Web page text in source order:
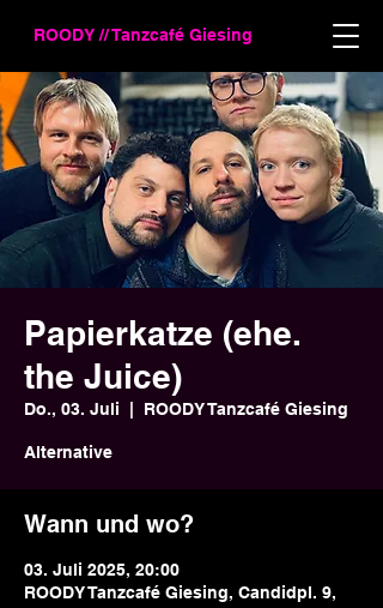
ROODY // Tanzcafé Giesing
Papierkatze (ehe.
the Juice)
Do., 03. Juli ROODY Tanzcafé Giesing
Alternative
Wann und wo?
03. Juli 2025, 20:00
ROODY Tanzcafé Giesing, Candidpl. 9,